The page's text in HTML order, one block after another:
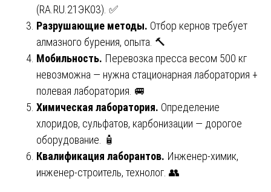
(RA.RU .21ЭК03). ✅
Разрушающие методы. Отбор кернов требует
алмазного бурения, опыта. 🔨
Мобильность. Перевозка пресса весом 500 кг
невозможна — нужна стационарная лаборатория +
полевая лаборатория. 🚐
Химическая лаборатория. Определение
хлоридов, сульфатов, карбонизации — дорогое
оборудование. 🧴
Квалификация лаборантов. Инженер-химик,
инженер-строитель, технолог. 👥